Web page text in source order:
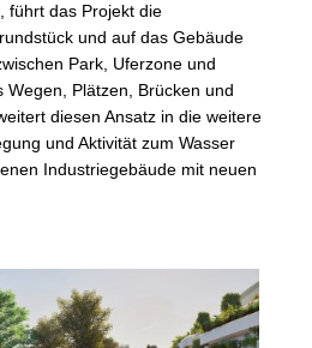
führt das Projekt die
und auf das Gebäude
Park, Uferzone und
Wegen, Plätzen, Brücken und
diesen Ansatz in die weitere
und Aktivität zum Wasser
Industriegebäude mit neuen